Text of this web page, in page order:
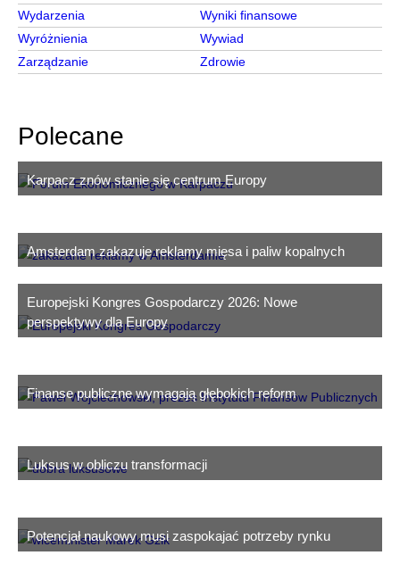
Wydarzenia
Wyniki finansowe
Wyróżnienia
Wywiad
Zarządzanie
Zdrowie
Polecane
Karpacz znów stanie się centrum Europy
Amsterdam zakazuje reklamy mięsa i paliw kopalnych
Europejski Kongres Gospodarczy 2026: Nowe
perspektywy dla Europy
Finanse publiczne wymagają głębokich reform
Luksus w obliczu transformacji
Potencjał naukowy musi zaspokajać potrzeby rynku